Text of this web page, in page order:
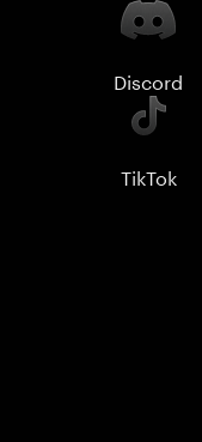
Discord
TikTok